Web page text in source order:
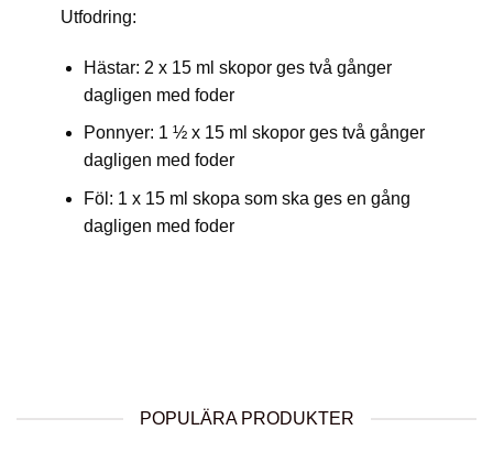
Utfodring:
Hästar: 2 x 15 ml skopor ges två gånger
dagligen med foder
Ponnyer: 1 ½ x 15 ml skopor ges två gånger
dagligen med foder
Föl: 1 x 15 ml skopa som ska ges en gång
dagligen med foder
POPULÄRA PRODUKTER